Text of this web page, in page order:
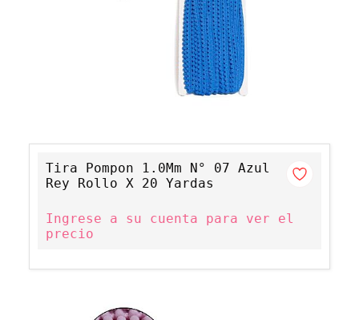
Tira Pompon 1.0Mm N° 07 Azul
Rey Rollo X 20 Yardas
Ingrese a su cuenta para ver el
precio